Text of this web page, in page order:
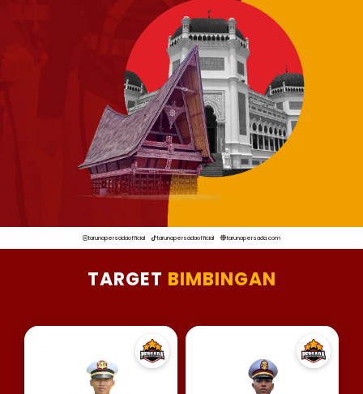
tarunapersadaofficial tarunapersadaofficial tarunapersada.com
TARGET BIMBINGAN